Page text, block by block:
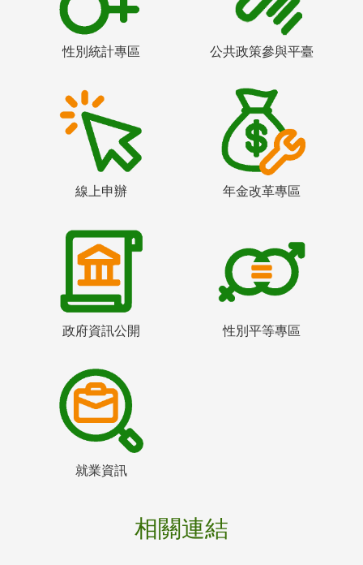
性別統計專區 公共政策參與平臺
線上申辦 年金改革專區
政府資訊公開 性別平等專區
就業資訊
相關連結